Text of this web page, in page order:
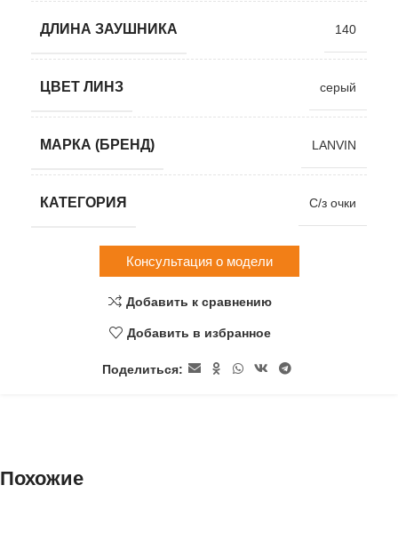
ДЛИНА ЗАУШНИКА 140
ЦВЕТ ЛИНЗ серый
МАРКА (БРЕНД) LANVIN
КАТЕГОРИЯ С/з очки
Консультация о модели
Добавить к сравнению
Добавить в избранное
Поделиться:
Похожие